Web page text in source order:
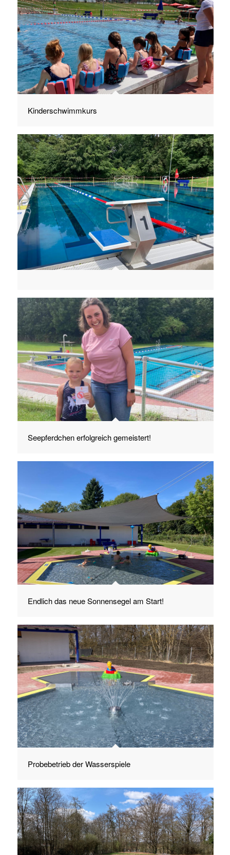
Kinderschwimmkurs
Seepferdchen erfolgreich gemeistert!
Endlich das neue Sonnensegel am Start!
Probebetrieb der Wasserspiele